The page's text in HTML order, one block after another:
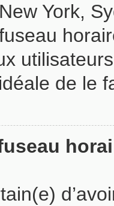
York,
de le